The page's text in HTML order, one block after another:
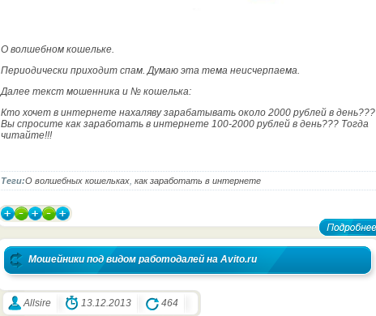
О волшебном кошельке.
Периодически приходит спам. Думаю эта тема неисчерпаема.
Далее текст мошенника и № кошелька:
Кто хочет в интернете нахаляву зарабатывать около 2000 рублей в день???
Вы спросите как заработать в интернете 100-2000 рублей в день??? Тогда
читайте!!!
Теги:О волшебных кошельках как заработать в интернете
Мошейники под видом работодалей на Avito.ru
Allsire 13.12.2013 464